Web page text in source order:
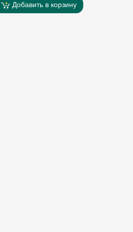
Добавить в корзину